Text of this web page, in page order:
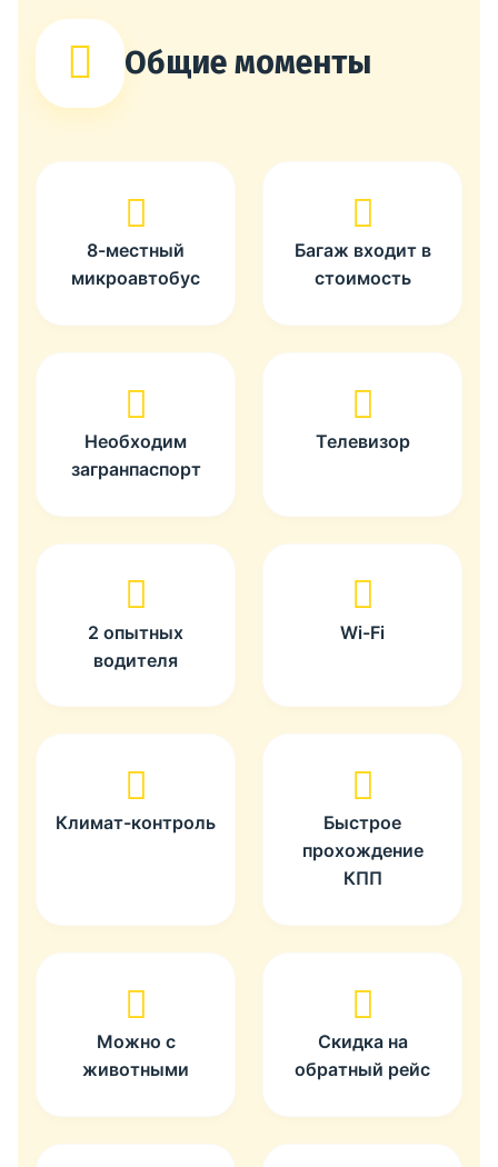
Общие моменты
8-местный
микроавтобус
Багаж входит в
стоимость
Необходим
загранпаспорт
Телевизор
2 опытных
водителя
Wi-Fi
Климат-контроль
Быстрое
прохождение
КПП
Можно с
животными
Скидка на
обратный рейс